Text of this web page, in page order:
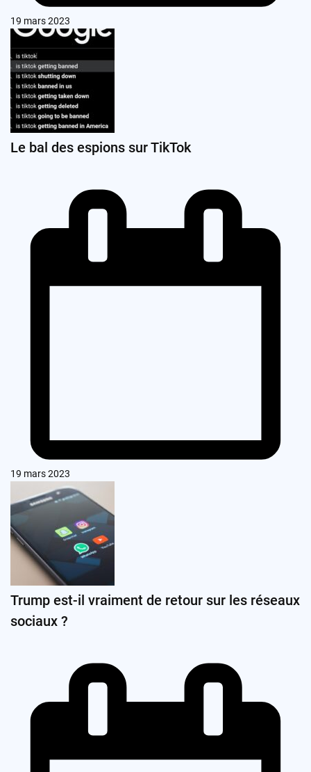
19 mars 2023
Le bal des espions sur TikTok
19 mars 2023
Trump est-il vraiment de retour sur les réseaux
sociaux ?